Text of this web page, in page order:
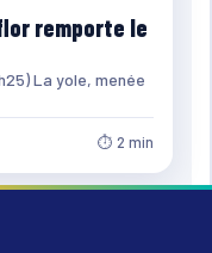
remporte le
La yole, menée
⏱ 2 min